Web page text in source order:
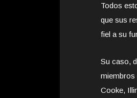
Todos
que sus
fiel a su
Su caso,
miembros
Cooke,